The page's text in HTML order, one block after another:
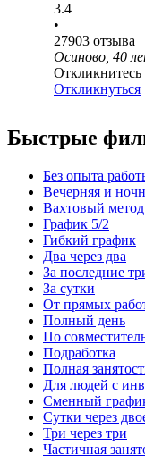
3.4
•
27903 отзыва
Осиново, 40
Откликнуться
Быстрые
Без опыта
Вечерняя и
Вахтовый метод
График 5/2
Гибкий график
Два через два
За последние
За сутки
От прямых
Полный день
По
Подработка
Полная
Для людей с
Сменный
Сутки через
Три через три
Частичная